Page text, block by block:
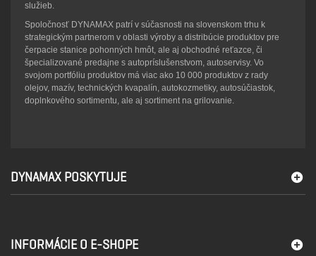
služieb.
Spoločnosť DYNAMAX patrí v súčasnosti na slovenskom trhu k
strategickým partnerom v oblasti výroby a distribúcie produktov pre
čerpacie stanice pohonných hmôt, ale aj obchodné reťazce, či
špecializované predajne s autopríslušenstvom, autoservisy. Vo
svojom portfóliu produktov má viac ako 10 000 produktov z rady
olejov, mazív, technických kvapalín, autokozmetiky, autosúčiastok,
doplnkového sortimentu, ale aj sortiment na grilovanie.
DYNAMAX POSKYTUJE
INFORMÁCIE O E-SHOPE